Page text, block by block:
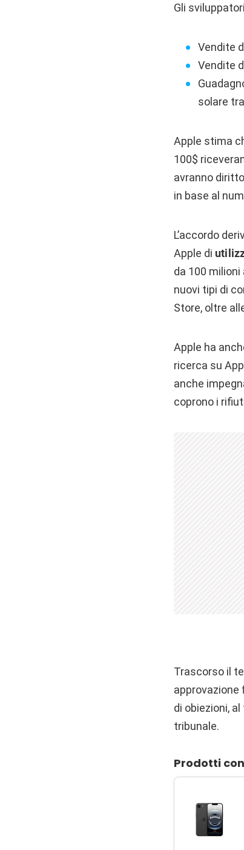
Gli
Vendite
Vendite
solare
Apple stima
100$
avranno
in base al
L’accordo
Apple di
da 100
nuovi tipi di
Store, oltre
Apple ha
ricerca ‌‌su
anche
coprono i
Trascorso il
approvazione
di obiezioni,
tribunale.
Prodotti